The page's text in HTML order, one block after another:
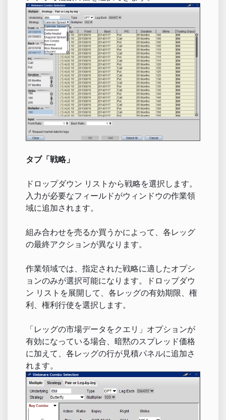
タブ「戦略」
ドロップダウン リストから戦略を選択します。
入力が必要なフィールドがウィンドウの作業領
域に追加されます。
組み合わせを売るか買うかによって、各レッグ
の最終アクションが異なります。
作業領域では、指定された戦略に適したオプシ
ョンのみが選択可能になります。ドロップダウ
ン リストを展開して、各レッグの有効期限、権
利、権利行使を選択します。
「レッグの市場データをクエリ」オプションが
有効になっている場合、暗黙のスプレッド価格
に加えて、各レッグの行が見積パネルに追加さ
れます。